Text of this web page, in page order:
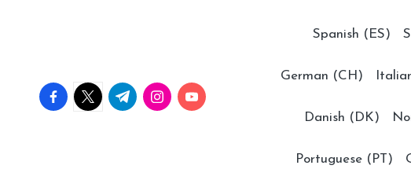
facebook.com
twitter.com
t.me instagram.com
youtube.com
Spanish (ES)
German (CH)
Danish (DK)
Portuguese (PT)